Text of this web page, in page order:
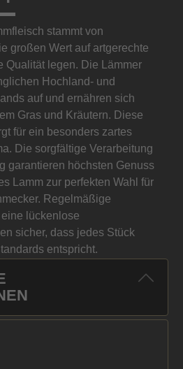
stammt von
großen Wert auf artgerechte
Qualität legen. Die Lämmer
Hochland- und
auf und ernähren sich
Gras und Kräutern. Diese
für ein besonders zartes
Die sorgfältige Verarbeitung
garantieren höchsten Genuss
Lamm zur perfekten Wahl für
Regelmäßige
lückenlose
sicher, dass jedes Stück
entspricht.